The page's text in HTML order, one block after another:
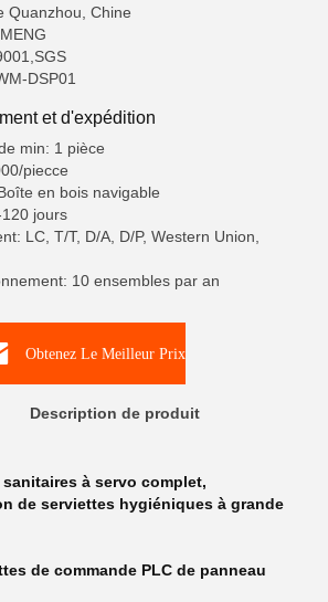
Quanzhou, Chine
DSP01
et d'expédition
min: 1 pièce
piecce
en bois navigable
jours
LC, T/T, D/A, D/P, Western Union,
10 ensembles par an
Obtenez Le Meilleur Prix
Description de produit
à servo complet,
de serviettes hygiéniques à grande
de commande PLC de panneau